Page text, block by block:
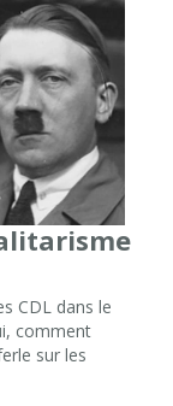
CDL dans le
comment
sur les